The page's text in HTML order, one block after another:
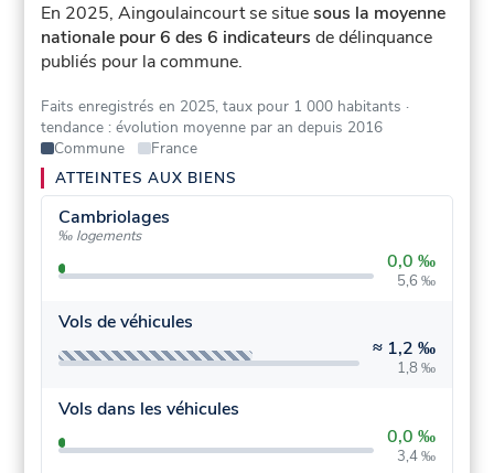
En 2025, Aingoulaincourt se situesous la moyenne
nationale pour 6 des 6 indicateurs de délinquance
publiés pour la commune.
Faits enregistrés en 2025, taux pour 1 000 habitants ·
tendance : évolution moyenne par an depuis 2016
Commune
France
ATTEINTES AUX BIENS
Cambriolages
‰ logements
0,0 ‰
5,6 ‰
Vols de véhicules
≈ 1,2 ‰
1,8 ‰
Vols dans les véhicules
0,0 ‰
3,4 ‰